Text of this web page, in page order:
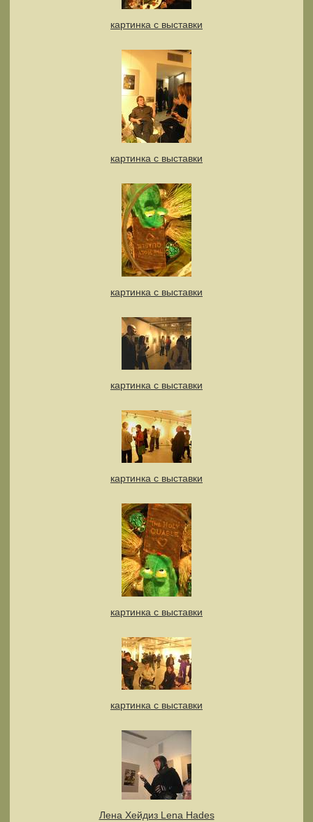
картинка с выставки
картинка с выставки
картинка с выставки
картинка с выставки
картинка с выставки
картинка с выставки
картинка с выставки
Лена Хейдиз Lena Hades